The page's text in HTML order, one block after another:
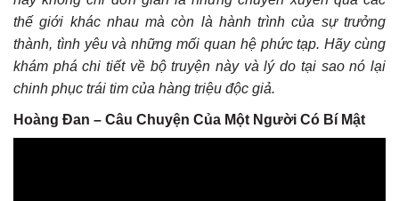
thế giới khác nhau mà còn là hành trình của sự trưởng
thành, tình yêu và những mối quan hệ phức tạp. Hãy cùng
khám phá chi tiết về bộ truyện này và lý do tại sao nó lại
chinh phục trái tim của hàng triệu độc giả.
Hoàng Đan – Câu Chuyện Của Một Người Có Bí Mật